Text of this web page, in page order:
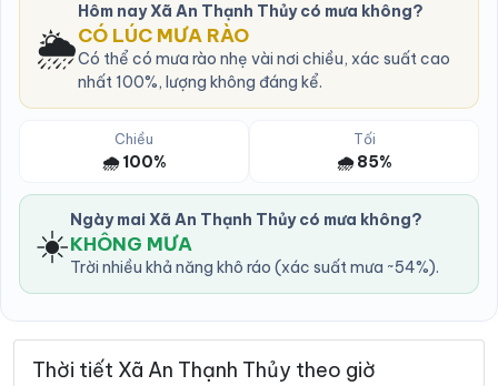
🌦️
Hôm nay Xã An Thạnh Thủy có mưa không?
CÓ LÚC MƯA RÀO
Có thể có mưa rào nhẹ vài nơi chiều, xác suất cao
nhất 100%, lượng không đáng kể.
Chiều
🌧️ 100%
Tối
🌧️ 85%
☀️ Ngày mai Xã An Thạnh Thủy có mưa không?
KHÔNG MƯA
Trời nhiều khả năng khô ráo (xác suất mưa ~54%).
Thời tiết Xã An Thạnh Thủy theo giờ